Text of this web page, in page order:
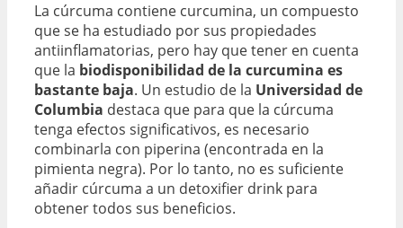
La cúrcuma contiene curcumina, un compuesto
que se ha estudiado por sus propiedades
antiinflamatorias, pero hay que tener en cuenta
que la biodisponibilidad de la curcumina es
bastante baja. Un estudio de la Universidad de
Columbia destaca que para que la cúrcuma
tenga efectos significativos, es necesario
combinarla con piperina (encontrada en la
pimienta negra). Por lo tanto, no es suficiente
añadir cúrcuma a un detoxifier drink para
obtener todos sus beneficios.